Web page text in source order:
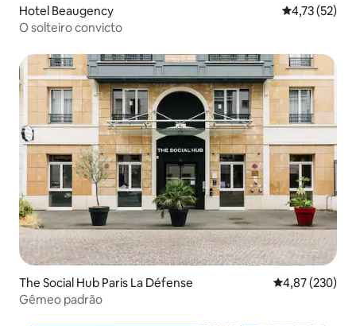
Hotel Beaugency 4,73 de uma
4,73 (52)
O solteiro convicto
The Social Hub Paris La Défense 4,87 de uma
4,87 (230)
Gêmeo padrão